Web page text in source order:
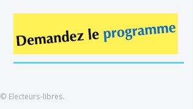
© Electeurs-libres.